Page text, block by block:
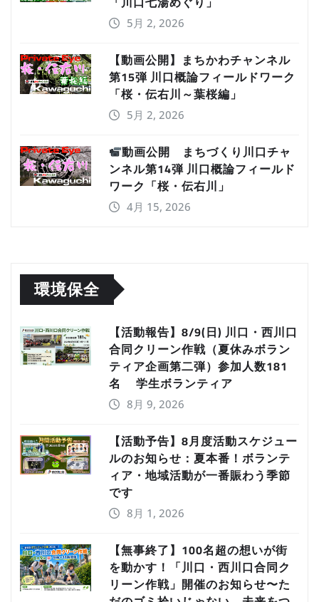
5月 2, 2026
【動画公開】まちかわチャンネル
第15弾 川口概論フィールドワーク
「桜・伝右川～葉桜編」
5月 2, 2026
動画公開 まちづくり川口チャ
ンネル第14弾 川口概論フィールド
ワーク「桜・伝右川」
4月 15, 2026
環境保全
【活動報告】8/9(日) 川口・西川口
合同クリーン作戦（夏休みボラン
ティア企画第二弾）参加人数181
名 学生ボランティア
8月 9, 2026
【活動予告】8月度活動スケジュー
ルのお知らせ：夏本番！ボランテ
ィア・地域活動が一番賑わう季節
です
8月 1, 2026
【無事終了】100名超の想いが街
を動かす！「川口・西川口合同ク
リーン作戦」開催のお知らせ〜た